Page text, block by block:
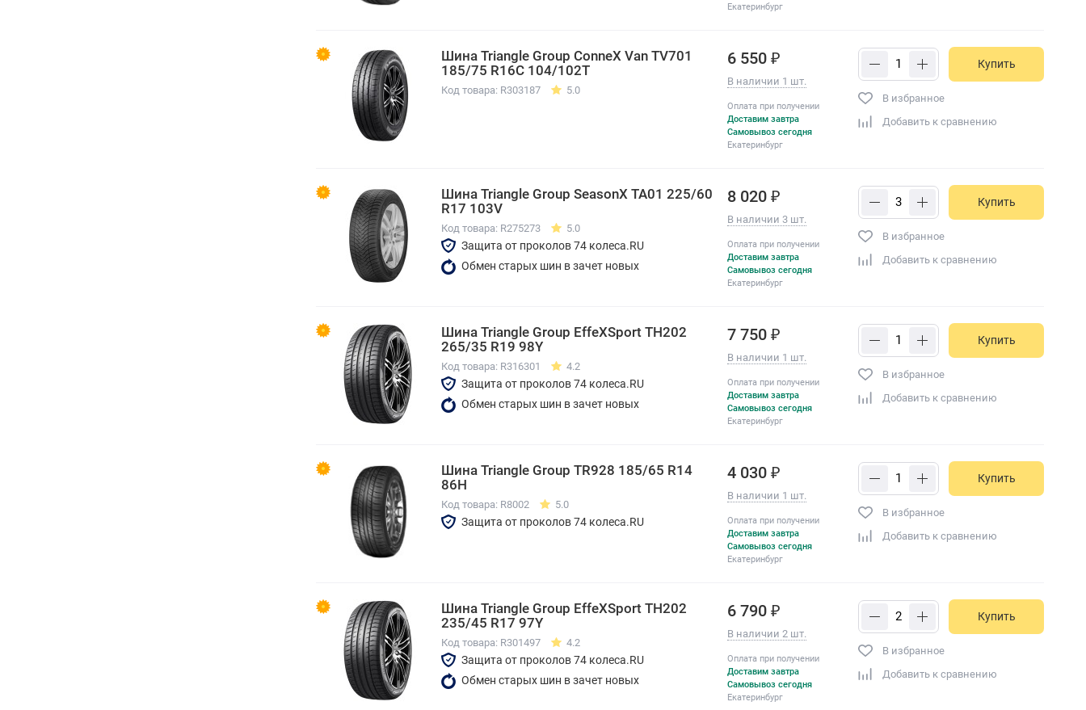
Екатеринбург
Шина Triangle Group ConneX Van TV701
185/75 R16C 104/102T
Код товара: R303187 5.0
6 550 ₽
В наличии 1 шт.
Оплата при получении
Доставим завтра
Самовывоз сегодня
Екатеринбург
Купить
В избранное
Добавить к сравнению
Шина Triangle Group SeasonX TA01 225/60
R17 103V
Код товара: R275273 5.0
Защита от проколов 74 колеса.RU
Обмен старых шин в зачет новых
8 020 ₽
В наличии 3 шт.
Оплата при получении
Доставим завтра
Самовывоз сегодня
Екатеринбург
Купить
В избранное
Добавить к сравнению
Шина Triangle Group EffeXSport TH202
265/35 R19 98Y
Код товара: R316301 4.2
Защита от проколов 74 колеса.RU
Обмен старых шин в зачет новых
7 750 ₽
В наличии 1 шт.
Оплата при получении
Доставим завтра
Самовывоз сегодня
Екатеринбург
Купить
В избранное
Добавить к сравнению
Шина Triangle Group TR928 185/65 R14
86H
Код товара: R8002 5.0
Защита от проколов 74 колеса.RU
4 030 ₽
В наличии 1 шт.
Оплата при получении
Доставим завтра
Самовывоз сегодня
Екатеринбург
Купить
В избранное
Добавить к сравнению
Шина Triangle Group EffeXSport TH202
235/45 R17 97Y
Код товара: R301497 4.2
Защита от проколов 74 колеса.RU
Обмен старых шин в зачет новых
6 790 ₽
В наличии 2 шт.
Оплата при получении
Доставим завтра
Самовывоз сегодня
Екатеринбург
Купить
В избранное
Добавить к сравнению